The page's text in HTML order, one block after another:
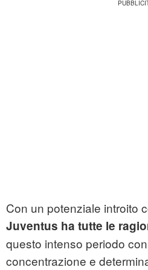
Con un potenziale introito
Juventus ha tutte le
questo intenso periodo
concentrazione e